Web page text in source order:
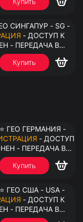
СИНГАПУР - SG -
- ДОСТУП К
- ПЕРЕДАЧА В
Купить
-
- ДОСТУП
- ПЕРЕДАЧА В
Купить
⭐ SNAPCHAT ADS АККАУНТЫ ⭐ ГЕО США - USA -
- ДОСТУП К
- ПЕРЕДАЧА В